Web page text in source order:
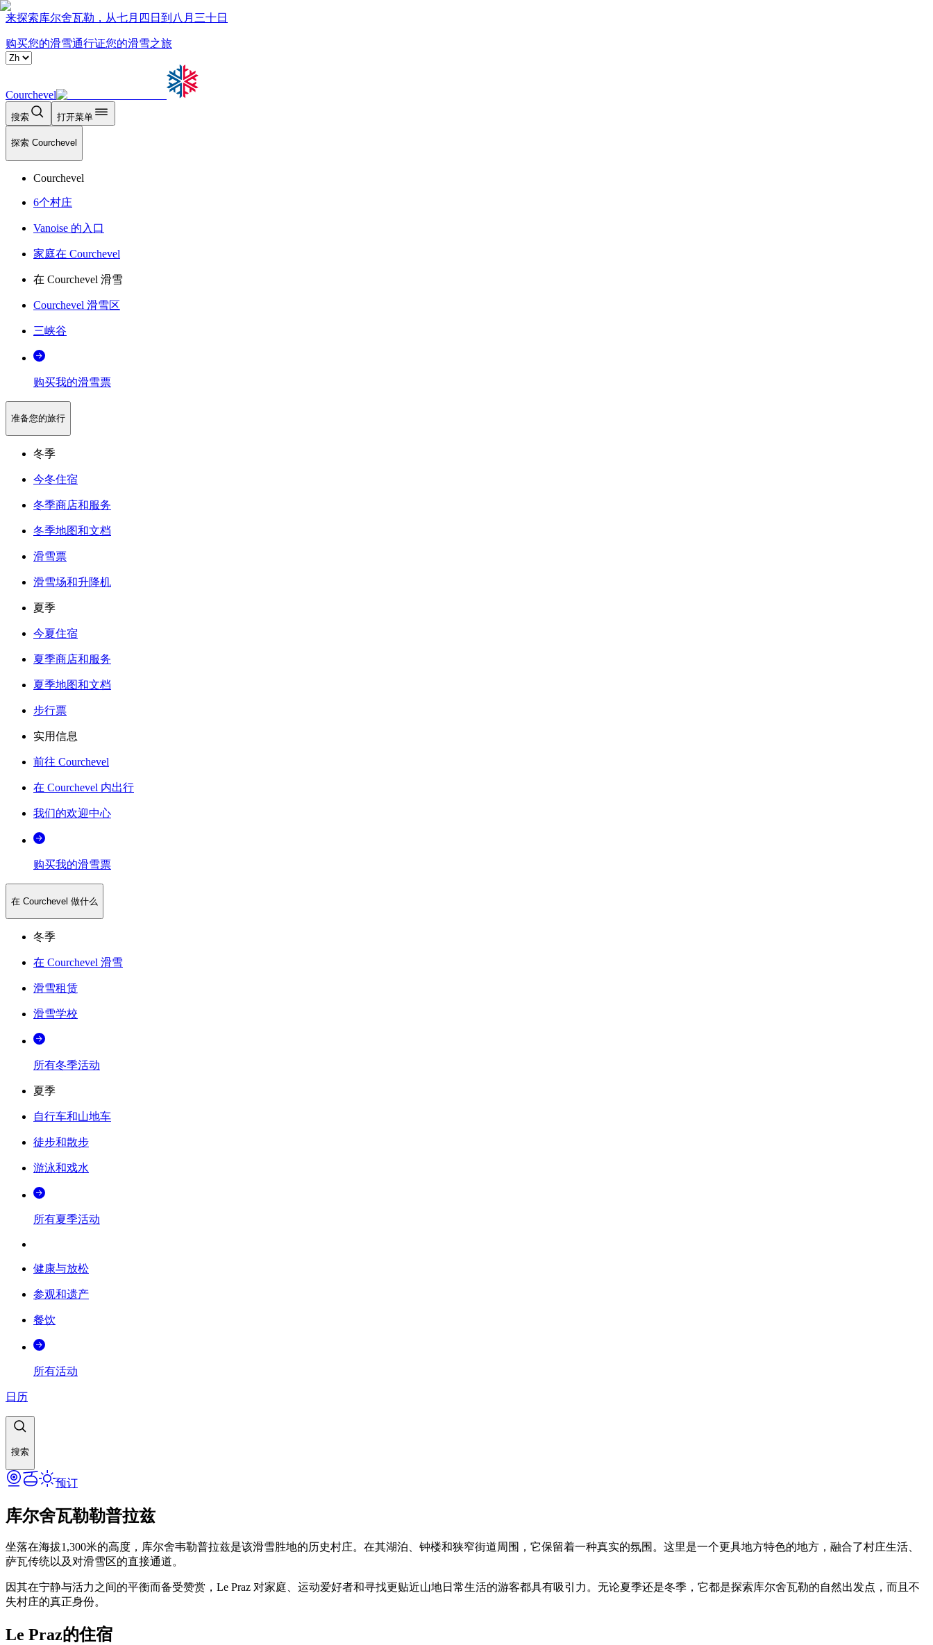
来探索库尔舍瓦勒，从七月四日到八月三十日
购买您的滑雪通行证您的滑雪之旅
Courchevel
搜索 打开菜单
探索 Courchevel
Courchevel
6个村庄
Vanoise 的入口
家庭在 Courchevel
在 Courchevel 滑雪
Courchevel 滑雪区
三峡谷
购买我的滑雪票
准备您的旅行
冬季
今冬住宿
冬季商店和服务
冬季地图和文档
滑雪票
滑雪场和升降机
夏季
今夏住宿
夏季商店和服务
夏季地图和文档
步行票
实用信息
前往 Courchevel
在 Courchevel 内出行
我们的欢迎中心
购买我的滑雪票
在 Courchevel 做什么
冬季
在 Courchevel 滑雪
滑雪租赁
滑雪学校
所有冬季活动
夏季
自行车和山地车
徒步和散步
游泳和戏水
所有夏季活动
健康与放松
参观和遗产
餐饮
所有活动
日历
搜索
预订
库尔舍瓦勒勒普拉兹
坐落在海拔1,300米的高度，库尔舍韦勒普拉兹是该滑雪胜地的历史村庄。在其湖泊、钟楼和狭窄街道周围，它保留着一种真实的氛围。这里是一个更具地方特色的地方，融合了村庄生活、
萨瓦传统以及对滑雪区的直接通道。
因其在宁静与活力之间的平衡而备受赞赏，Le Praz 对家庭、运动爱好者和寻找更贴近山地日常生活的游客都具有吸引力。无论夏季还是冬季，它都是探索库尔舍瓦勒的自然出发点，而且不
失村庄的真正身份。
Le Praz的住宿